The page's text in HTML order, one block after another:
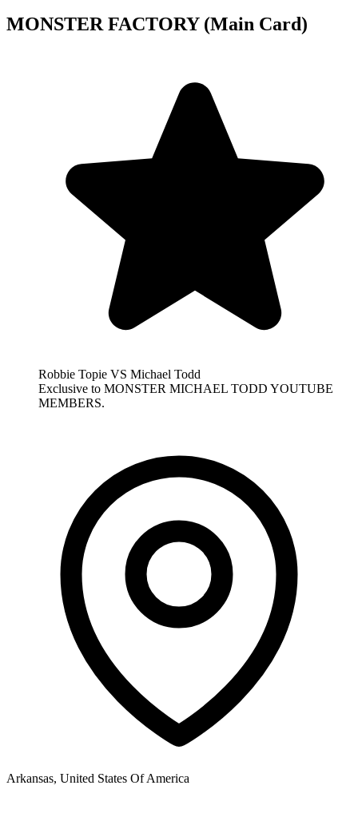
MONSTER FACTORY (Main Card)
Robbie Topie VS Michael Todd
Exclusive to MONSTER MICHAEL TODD YOUTUBE
MEMBERS.
Arkansas, United States Of America